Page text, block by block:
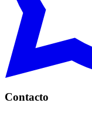
Contacto